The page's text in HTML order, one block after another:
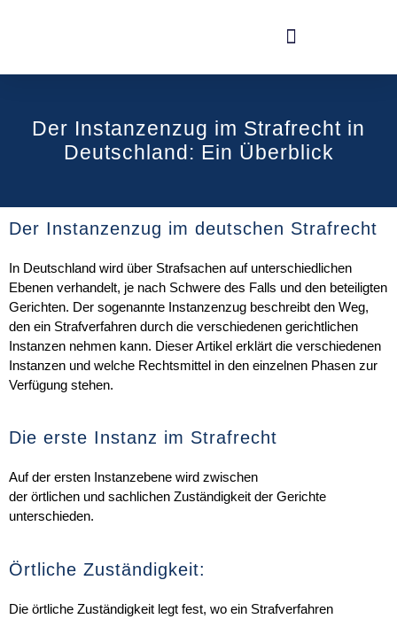
Der Instanzenzug im Strafrecht in
Deutschland: Ein Überblick
Der Instanzenzug im deutschen Strafrecht
In Deutschland wird über Strafsachen auf unterschiedlichen
Ebenen verhandelt, je nach Schwere des Falls und den beteiligten
Gerichten. Der sogenannte Instanzenzug beschreibt den Weg,
den ein Strafverfahren durch die verschiedenen gerichtlichen
Instanzen nehmen kann. Dieser Artikel erklärt die verschiedenen
Instanzen und welche Rechtsmittel in den einzelnen Phasen zur
Verfügung stehen.
Die erste Instanz im Strafrecht
Auf der ersten Instanzebene wird zwischen
der örtlichen und sachlichen Zuständigkeit der Gerichte
unterschieden.
Örtliche Zuständigkeit:
Die örtliche Zuständigkeit legt fest, wo ein Strafverfahren